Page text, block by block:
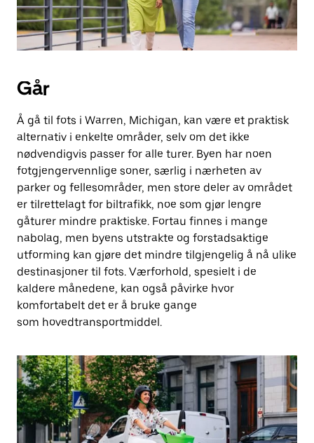
Går
Å gå til fots i Warren, Michigan, kan være et praktisk
alternativ i enkelte områder, selv om det ikke
nødvendigvis passer for alle turer. Byen har noen
fotgjengervennlige soner, særlig i nærheten av
parker og fellesområder, men store deler av området
er tilrettelagt for biltrafikk, noe som gjør lengre
gåturer mindre praktiske. Fortau finnes i mange
nabolag, men byens utstrakte og forstadsaktige
utforming kan gjøre det mindre tilgjengelig å nå ulike
destinasjoner til fots. Værforhold, spesielt i de
kaldere månedene, kan også påvirke hvor
komfortabelt det er å bruke gange
som hovedtransportmiddel.